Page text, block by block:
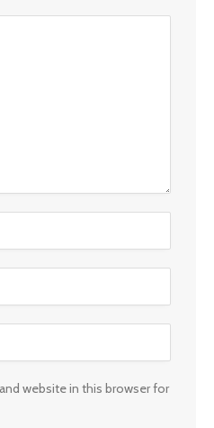
website in this browser for